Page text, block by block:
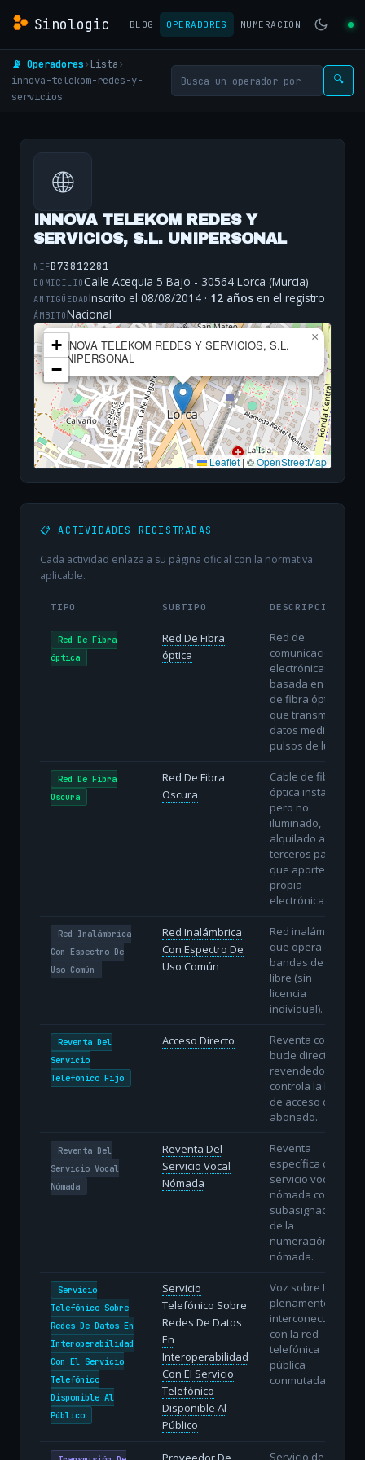
Sinologic BLOG OPERADORES NUMERACIÓN
📡 Operadores› Lista›
innova-telekom-redes-y-
servicios
🔍
🌐
INNOVA TELEKOM REDES Y
SERVICIOS, S.L. UNIPERSONAL
NIFB73812281
DOMICILIOCalle Acequia 5 Bajo - 30564 Lorca (Murcia)
ANTIGÜEDADInscrito el 08/08/2014 · 12 años en el registro
ÁMBITONacional
INNOVA TELEKOM REDES Y SERVICIOS, S.L.
UNIPERSONAL
×
+
−
Leaflet | ©OpenStreetMap
📋 ACTIVIDADES REGISTRADAS
Cada actividad enlaza a su página oficial con la normativa
aplicable.
TIPO SUBTIPO DESCRIPCIÓN
Red De Fibra
óptica
Red De Fibra
óptica
Red de
comunicaciones
electrónicas
basada en hilos
de fibra óptica
que transmiten
datos mediante
pulsos de luz.
Red De Fibra
Oscura
Red De Fibra
Oscura
Cable de fibra
óptica instalado
pero no
iluminado,
alquilado a
terceros para
que aporten su
propia
electrónica.
Red Inalámbrica
Con Espectro De
Uso Común
Red Inalámbrica
Con Espectro De
Uso Común
Red inalámbrica
que opera en
bandas de uso
libre (sin
licencia
individual).
Reventa Del
Servicio
Telefónico Fijo
Acceso Directo
Reventa con
bucle directo: el
revendedor
controla la línea
de acceso del
abonado.
Reventa Del
Servicio Vocal
Nómada
Reventa Del
Servicio Vocal
Nómada
Reventa
específica del
servicio vocal
nómada con
subasignación
de la
numeración
nómada.
Servicio
Telefónico Sobre
Redes De Datos En
Interoperabilidad
Con El Servicio
Telefónico
Disponible Al
Público
Servicio
Telefónico Sobre
Redes De Datos
En
Interoperabilidad
Con El Servicio
Telefónico
Disponible Al
Público
Voz sobre IP
plenamente
interconectada
con la red
telefónica
pública
conmutada.
Servicio de